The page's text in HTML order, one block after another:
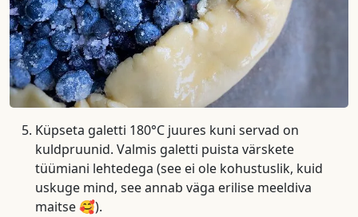
Küpseta galetti 180°C juures kuni servad on
kuldpruunid. Valmis galetti puista värskete
tüümiani lehtedega (see ei ole kohustuslik, kuid
uskuge mind, see annab väga erilise meeldiva
maitse 🥰).